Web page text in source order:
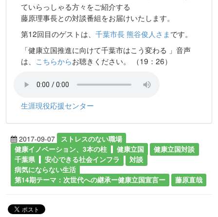
ていらっしゃる方々をご紹介する
藤原理事長との対談番組をお届けいたします。
第12回目のゲストは、 千葉市長 熊谷俊人さまです。
「健康立国推進に向けて千葉市はこう変わる 」音声
は、 こちらからお聴きください。 （19：26）
生涯現役応援センター
2017-09-07
ストレスのない職場
健康イノベーション、3本の柱
健康立国
健康立国対談
千葉県
安心できる社会インフラ
対談
病気にならない生活
第14期テーマ：次世代への継承ー健康立国宣言ー
藤原直哉